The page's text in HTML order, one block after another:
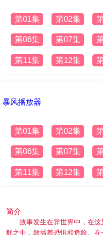
第01集 第02集
第06集 第07集
第11集 第12集
暴风播放器
第01集 第02集
第06集 第07集
第11集 第12集
简介
故事发生在异世界中，在这
群之中，散播着恐惧和危险。